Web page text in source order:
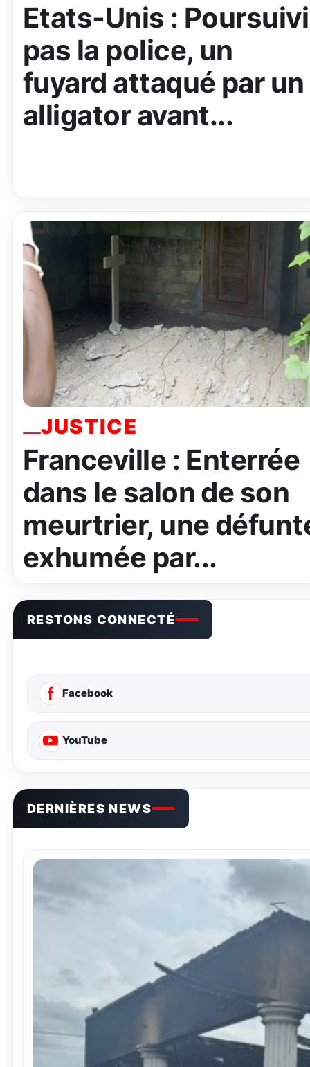
Etats-Unis : Poursuivi
pas la police, un
fuyard attaqué par un
alligator avant...
JUSTICE
Franceville : Enterrée
dans le salon de son
meurtrier, une
exhumée par...
RESTONS CONNECTÉ
Facebook
YouTube
DERNIÈRES NEWS